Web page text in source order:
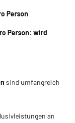
Person
Person: wird
sind umfangreich
an